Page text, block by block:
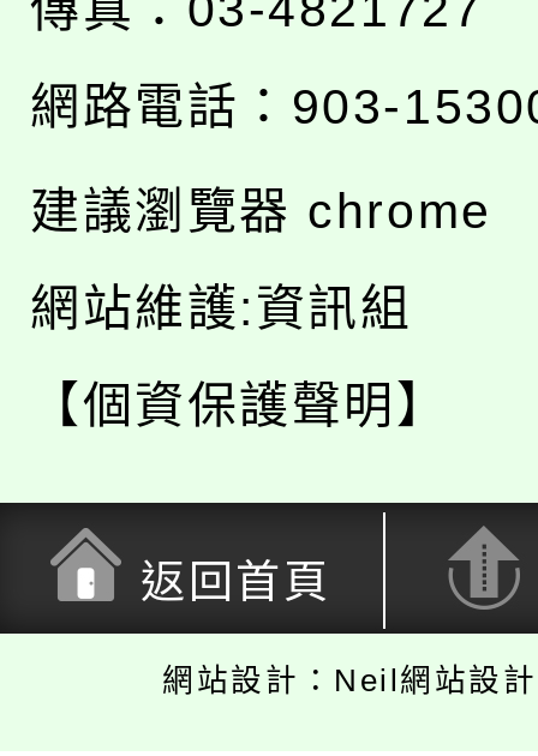
網路電話：903-
建議瀏覽器 chrome
網站維護:資訊組
【個資保護聲明】
返回首頁
網站設計：Neil網站設